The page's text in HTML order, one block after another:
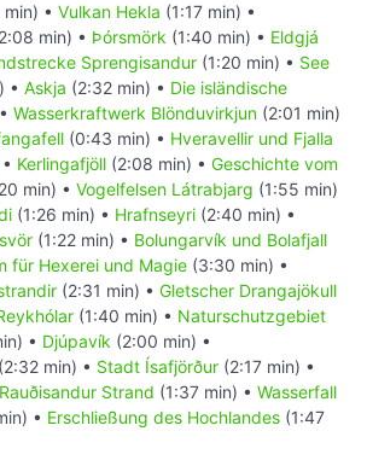
min) • Vulkan Hekla (1:17 min) •
min) • Þórsmörk (1:40 min) • Eldgjá
Sprengisandur (1:20 min) • See
• Askja (2:32 min) • Die isländische
Wasserkraftwerk Blönduvirkjun (2:01 min)
(0:43 min) • Hveravellir und Fjalla
Kerlingafjöll (2:08 min) • Geschichte vom
min) • Vogelfelsen Látrabjarg (1:55 min)
(1:26 min) • Hrafnseyri (2:40 min) •
(1:22 min) • Bolungarvík und Bolafjall
für Hexerei und Magie (3:30 min) •
(2:31 min) • Gletscher Drangajökull
(1:40 min) • Naturschutzgebiet
• Djúpavík (2:00 min) •
(2:32 min) • Stadt Ísafjörður (2:17 min) •
Rauðisandur Strand (1:37 min) • Wasserfall
• Erschließung des Hochlandes (1:47